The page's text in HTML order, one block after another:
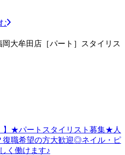
大牟田店［パート］スタイリス
】★パートスタイリスト募集★人
復職希望の方大歓迎◎ネイル・ピ
く働けます♪